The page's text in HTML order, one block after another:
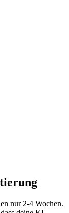
nur 2-4 Wochen.